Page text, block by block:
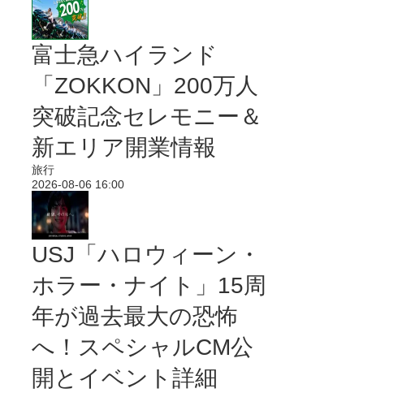
富士急ハイランド
「ZOKKON」200万人
突破記念セレモニー＆
新エリア開業情報
旅行
2026-08-06 16:00
USJ「ハロウィーン・
ホラー・ナイト」15周
年が過去最大の恐怖
へ！スペシャルCM公
開とイベント詳細